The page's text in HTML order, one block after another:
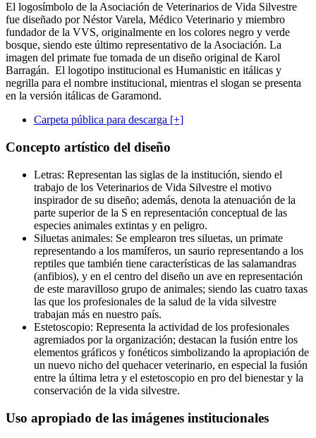
El logosímbolo de la Asociación de Veterinarios de Vida Silvestre
fue diseñado por Néstor Varela, Médico Veterinario y miembro
fundador de la VVS, originalmente en los colores negro y verde
bosque, siendo este último representativo de la Asociación. La
imagen del primate fue tomada de un diseño original de Karol
Barragán. El logotipo institucional es Humanistic en itálicas y
negrilla para el nombre institucional, mientras el slogan se presenta
en la versión itálicas de Garamond.
Carpeta pública para descarga [+]
Concepto artístico del diseño
Letras: Representan las siglas de la institución, siendo el
trabajo de los Veterinarios de Vida Silvestre el motivo
inspirador de su diseño; además, denota la atenuación de la
parte superior de la S en representación conceptual de las
especies animales extintas y en peligro.
Siluetas animales: Se emplearon tres siluetas, un primate
representando a los mamíferos, un saurio representando a los
reptiles que también tiene características de las salamandras
(anfibios), y en el centro del diseño un ave en representación
de este maravilloso grupo de animales; siendo las cuatro taxas
las que los profesionales de la salud de la vida silvestre
trabajan más en nuestro país.
Estetoscopio: Representa la actividad de los profesionales
agremiados por la organización; destacan la fusión entre los
elementos gráficos y fonéticos simbolizando la apropiación de
un nuevo nicho del quehacer veterinario, en especial la fusión
entre la última letra y el estetoscopio en pro del bienestar y la
conservación de la vida silvestre.
Uso apropiado de las imágenes institucionales